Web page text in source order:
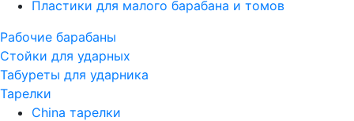
Пластики для малого барабана и томов
Рабочие барабаны
Стойки для ударных
Табуреты для ударника
Тарелки
China тарелки